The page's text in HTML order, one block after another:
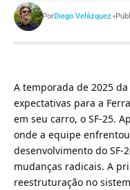
PorDiego Velázquez
A temporada de 2025
expectativas para a
em seu carro, o SF-25.
onde a equipe
desenvolvimento do
mudanças radicais. A
reestruturação no